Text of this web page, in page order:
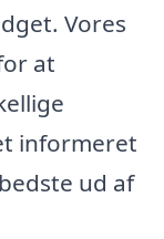
Vores
at
informeret
ud af